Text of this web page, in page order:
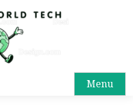
Menu